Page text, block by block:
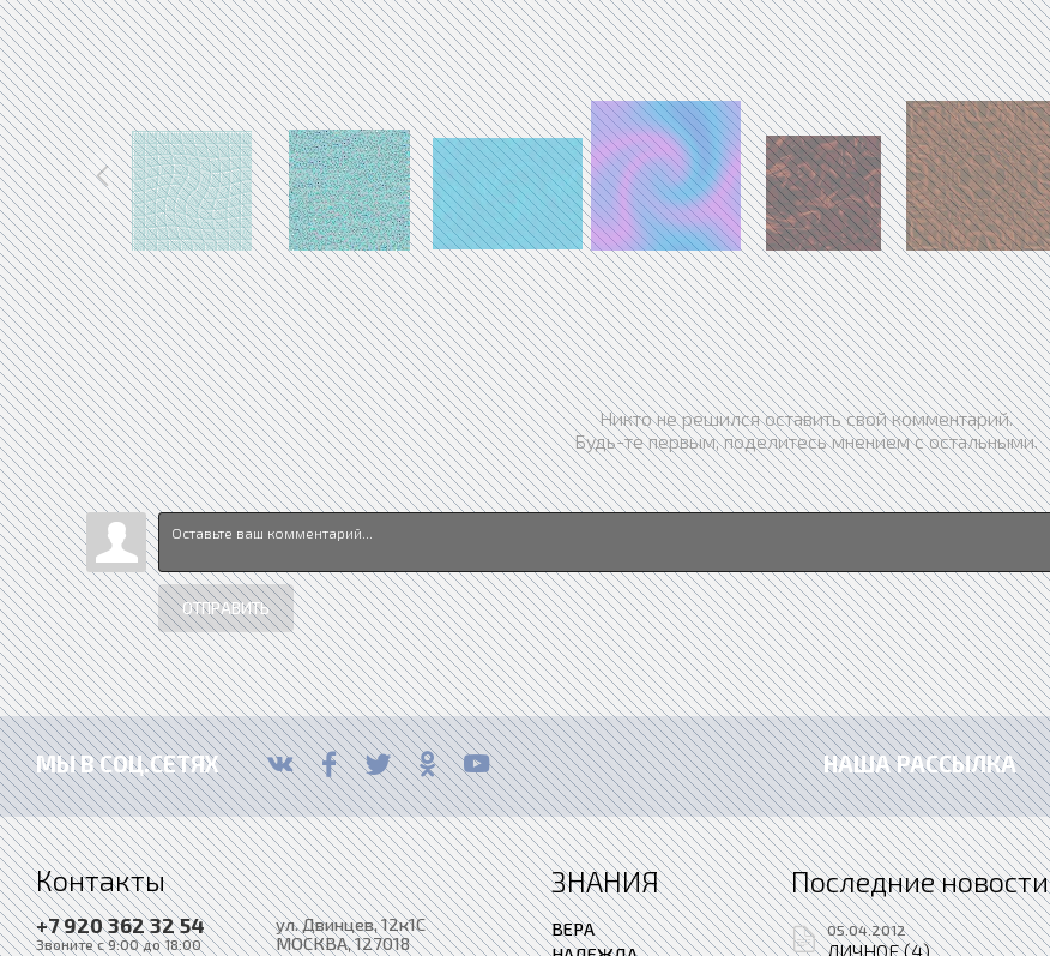
Никто не решился оставить свой комментарий.
Будь-те первым, поделитесь мнением с остальными.
ОТПРАВИТЬ
МЫ В СОЦ.СЕТЯХ НАША РАССЫЛКА
Контакты
+7 920 362 32 54
Звоните с 9:00 до 18:00
ул. Двинцев, 12к1С
МОСКВА, 127018
ЗНАНИЯ
ВЕРА
Последние новости
05.04.2012
ЛИЧНОЕ (4)